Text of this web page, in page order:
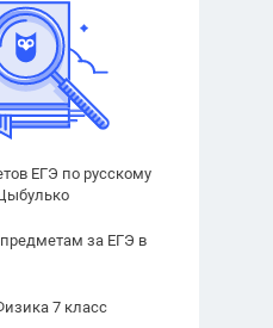
ЕГЭ по русскому
за ЕГЭ в
7 класс